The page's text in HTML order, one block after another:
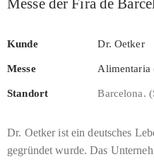
Messe der Fira de
Kunde Dr. Oetker
Messe Alimentaria
Standort Barcelona.
Dr. Oetker ist ein deutsches
gegründet wurde. Das